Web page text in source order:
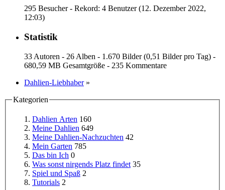
295 Besucher - Rekord: 4 Benutzer (12. Dezember 2022,
12:03)
Statistik
33 Autoren - 26 Alben - 1.670 Bilder (0,51 Bilder pro Tag) -
680,59 MB Gesamtgröße - 235 Kommentare
Dahlien-Liebhaber »
Kategorien
Dahlien Arten 160
Meine Dahlien 649
Meine Dahlien-Nachzuchten 42
Mein Garten 785
Das bin Ich 0
Was sonst nirgends Platz findet 35
Spiel und Spaß 2
Tutorials 2